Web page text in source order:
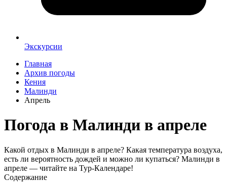
Экскурсии
Главная
Архив погоды
Кения
Малинди
Апрель
Погода в Малинди в апреле
Какой отдых в Малинди в апреле? Какая температура воздуха,
есть ли вероятность дождей и можно ли купаться? Малинди в
апреле — читайте на Тур-Календаре!
Содержание